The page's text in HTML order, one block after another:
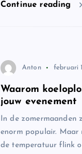
Continue reading
Anton februari
Waarom
jouw evenement
In de zomermaanden
enorm populair. Maar
de temperatuur flink